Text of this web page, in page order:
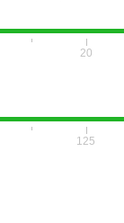
20
125